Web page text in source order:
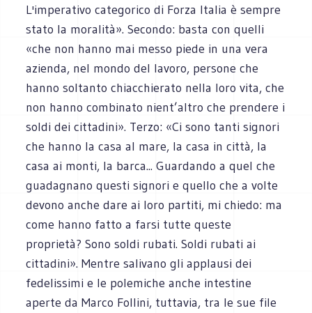
L'imperativo categorico di Forza Italia è sempre
stato la moralità». Secondo: basta con quelli
«che non hanno mai messo piede in una vera
azienda, nel mondo del lavoro, persone che
hanno soltanto chiacchierato nella loro vita, che
non hanno combinato nient’altro che prendere i
soldi dei cittadini». Terzo: «Ci sono tanti signori
che hanno la casa al mare, la casa in città, la
casa ai monti, la barca... Guardando a quel che
guadagnano questi signori e quello che a volte
devono anche dare ai loro partiti, mi chiedo: ma
come hanno fatto a farsi tutte queste
proprietà? Sono soldi rubati. Soldi rubati ai
cittadini». Mentre salivano gli applausi dei
fedelissimi e le polemiche anche intestine
aperte da Marco Follini, tuttavia, tra le sue file